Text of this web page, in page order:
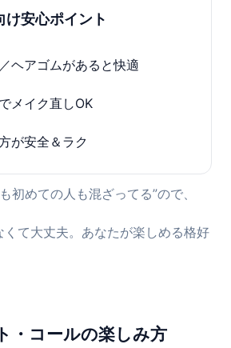
け安心ポイント
ヘアゴムがあると快適
メイク直しOK
が安全＆ラク
初めての人も混ざってる”ので、
て大丈夫。あなたが楽しめる格好
・コールの楽しみ方